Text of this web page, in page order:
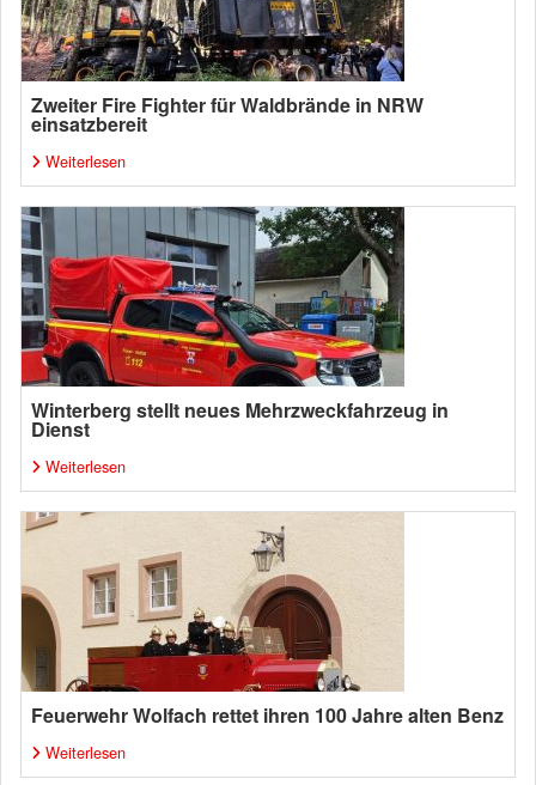
Zweiter Fire Fighter für Waldbrände in NRW
einsatzbereit
Weiterlesen
Winterberg stellt neues Mehrzweckfahrzeug in
Dienst
Weiterlesen
Feuerwehr Wolfach rettet ihren 100 Jahre alten Benz
Weiterlesen